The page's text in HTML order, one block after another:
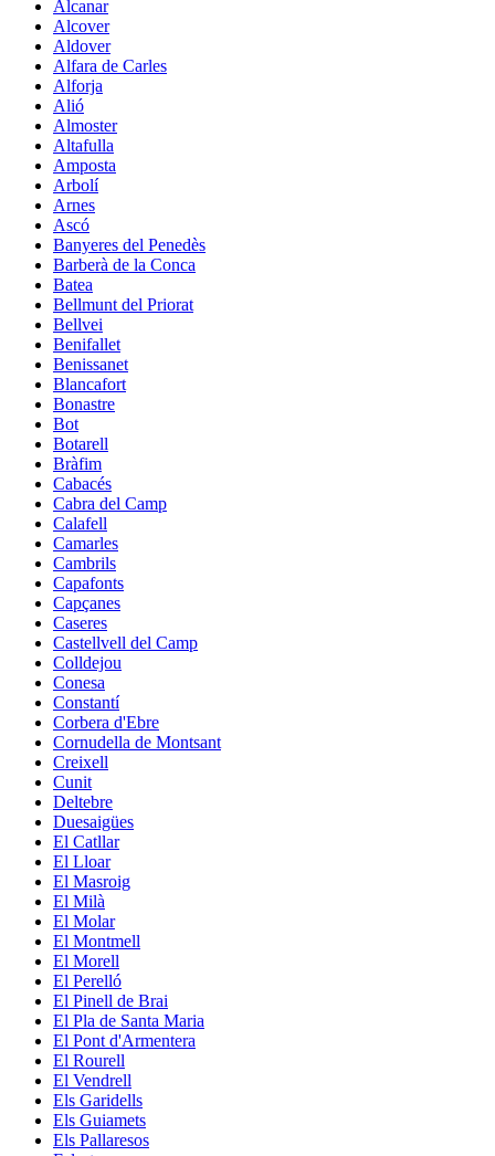
Alcanar
Alcover
Aldover
Alfara de Carles
Alforja
Alió
Almoster
Altafulla
Amposta
Arbolí
Arnes
Ascó
Banyeres del Penedès
Barberà de la Conca
Batea
Bellmunt del Priorat
Bellvei
Benifallet
Benissanet
Blancafort
Bonastre
Bot
Botarell
Bràfim
Cabacés
Cabra del Camp
Calafell
Camarles
Cambrils
Capafonts
Capçanes
Caseres
Castellvell del Camp
Colldejou
Conesa
Constantí
Corbera d'Ebre
Cornudella de Montsant
Creixell
Cunit
Deltebre
Duesaigües
El Catllar
El Lloar
El Masroig
El Milà
El Molar
El Montmell
El Morell
El Perelló
El Pinell de Brai
El Pla de Santa Maria
El Pont d'Armentera
El Rourell
El Vendrell
Els Garidells
Els Guiamets
Els Pallaresos